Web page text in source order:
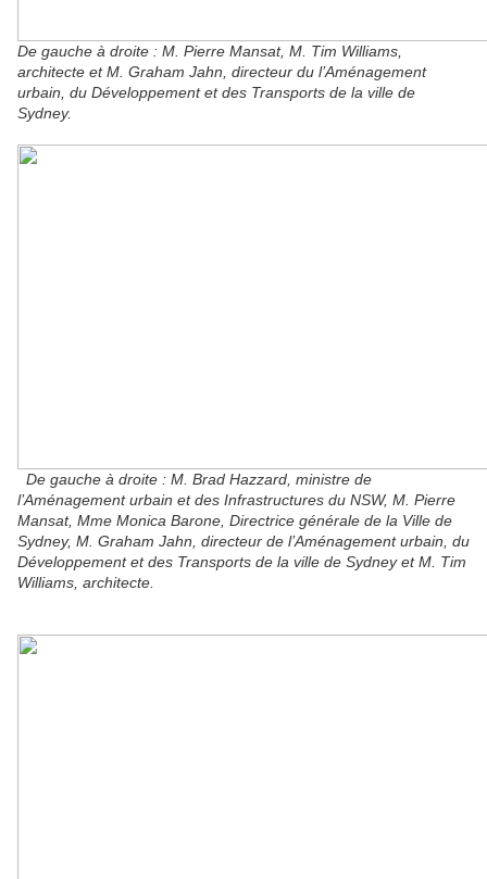
De gauche à droite : M. Pierre Mansat, M. Tim Williams,
architecte et M. Graham Jahn, directeur du l’Aménagement
urbain, du Développement et des Transports de la ville de
Sydney.
De gauche à droite : M. Brad Hazzard, ministre de
l’Aménagement urbain et des Infrastructures du NSW, M. Pierre
Mansat, Mme Monica Barone, Directrice générale de la Ville de
Sydney, M. Graham Jahn, directeur de l’Aménagement urbain, du
Développement et des Transports de la ville de Sydney et M. Tim
Williams, architecte.